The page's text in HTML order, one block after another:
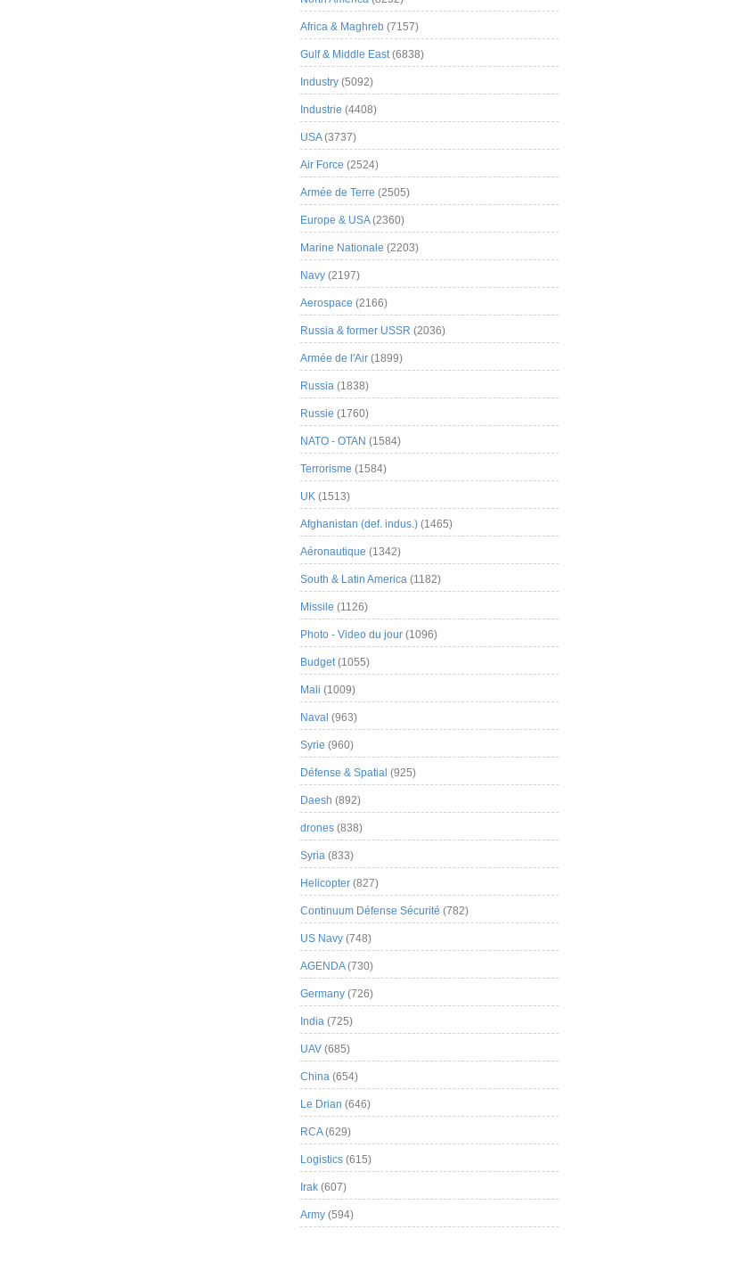
Africa & Maghreb (7157)
Gulf & Middle East(6838)
Industry (5092)
Industrie (4408)
USA(3737)
Air Force (2524)
Armée de Terre (2505)
Europe & USA(2360)
Marine Nationale (2203)
Navy (2197)
Aerospace (2166)
Russia & former USSR (2036)
Armée de l'Air (1899)
Russia (1838)
Russie (1760)
NATO - OTAN (1584)
Terrorisme (1584)
UK (1513)
Afghanistan (def. indus.) (1465)
Aéronautique (1342)
South & Latin America (1182)
Missile (1126)
Photo - Video du jour (1096)
Budget(1055)
Mali (1009)
Naval (963)
Syrie (960)
Défense & Spatial (925)
Daesh (892)
drones (838)
Syria (833)
Helicopter (827)
Continuum Défense Sécurité (782)
US Navy (748)
AGENDA(730)
Germany (726)
India (725)
UAV (685)
China (654)
Le Drian (646)
RCA(629)
Logistics (615)
Irak (607)
Army (594)